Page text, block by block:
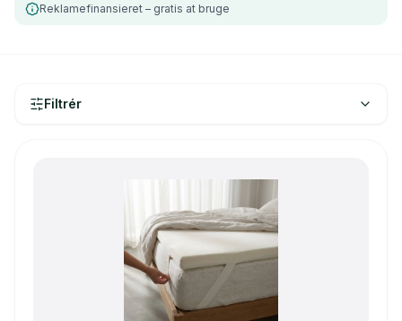
Reklamefinansieret – gratis at bruge
Filtrér